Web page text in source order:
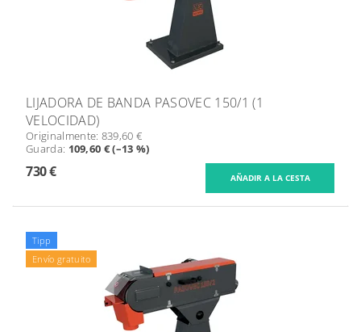
LIJADORA DE BANDA PASOVEC 150/1 (1
VELOCIDAD)
Originalmente: 839,60 €
Guarda: 109,60 € (–13 %)
730 €
Tipp
Envío gratuito